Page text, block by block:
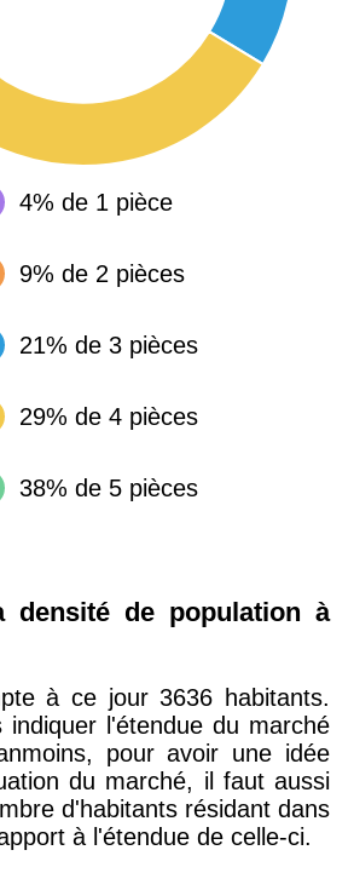
3 382 €
4% de 1 pièce
9% de 2 pièces
21% de 3 pièces
29% de 4 pièces
38% de 5 pièces
densité de population à
à ce jour 3636 habitants.
indiquer l'étendue du marché
pour avoir une idée
du marché, il faut aussi
d'habitants résidant dans
à l'étendue de celle-ci.